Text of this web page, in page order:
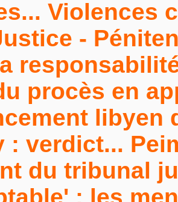
Violences
-
procès en
libyen
: verdict...
du tribunal